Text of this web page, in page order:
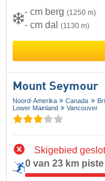
- cm berg (1250 m)
- cm dal (1130 m)
Mount Seymour
Noord-Amerika Canada
Lower Mainland
Vancouver
Skigebied
0 van 23 km piste